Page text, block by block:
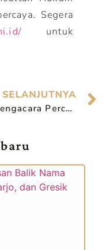
Segera
untuk
SELANJUTNYA
Jasa Pengacara Perceraian Berkualitas di Sidoarjo